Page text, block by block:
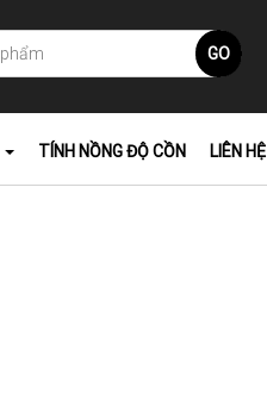
GO
TÍNH NỒNG ĐỘ CỒN LIÊN HỆ